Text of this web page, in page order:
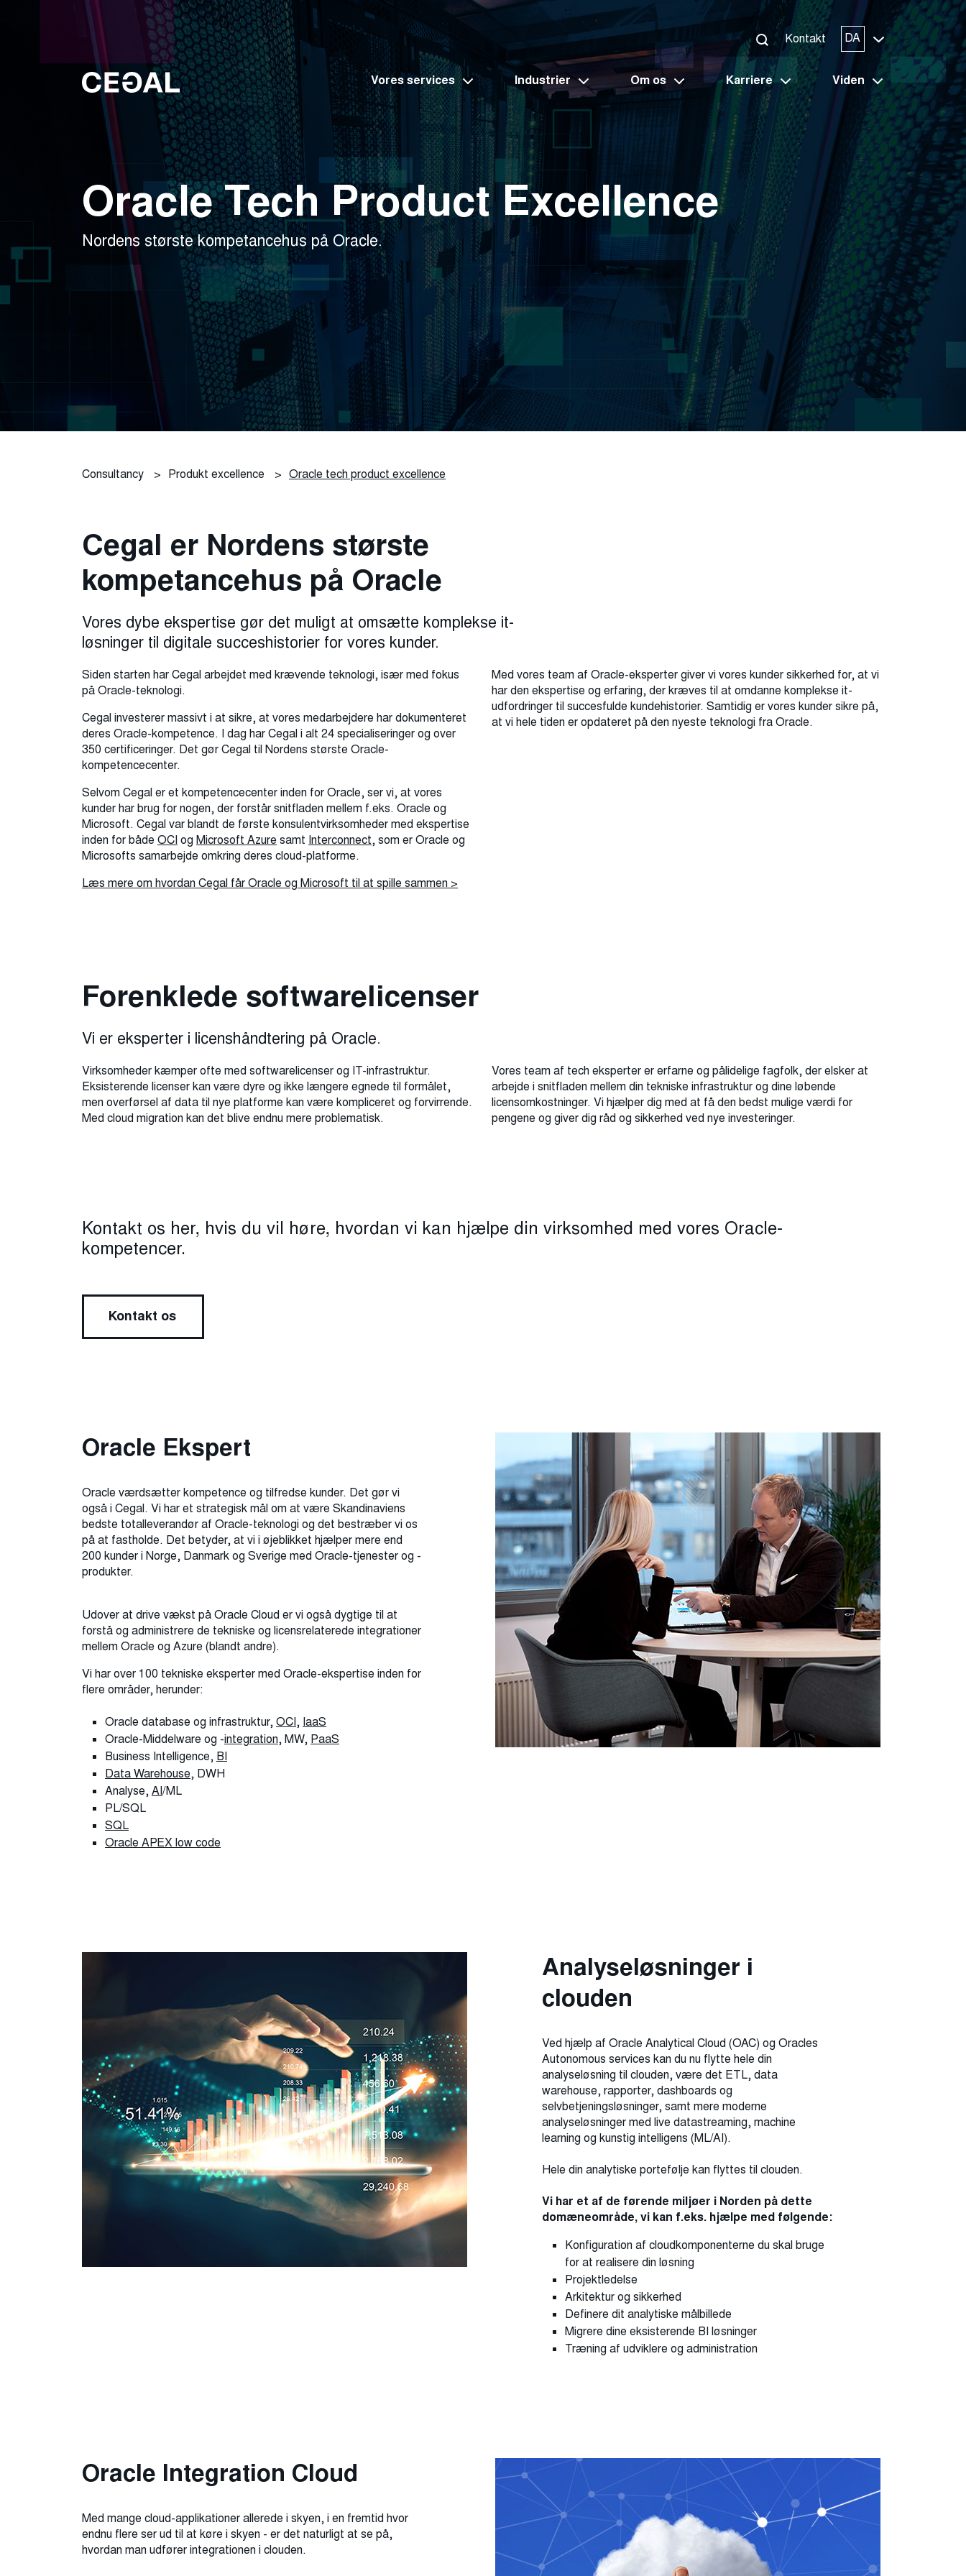
Kontakt DA
Vores services Industrier Om os Karriere Viden
Oracle Tech Product Excellence
Nordens største kompetancehus på Oracle.
Consultancy > Produkt excellence > Oracle tech product excellence
Cegal er Nordens største
kompetancehus på Oracle
Vores dybe ekspertise gør det muligt at omsætte komplekse it-
løsninger til digitale succeshistorier for vores kunder.
Siden starten har Cegal arbejdet med krævende teknologi, især med fokus
på Oracle-teknologi.
Cegal investerer massivt i at sikre, at vores medarbejdere har dokumenteret
deres Oracle-kompetence. I dag har Cegal i alt 24 specialiseringer og over
350 certificeringer. Det gør Cegal til Nordens største Oracle-
kompetencecenter.
Selvom Cegal er et kompetencecenter inden for Oracle, ser vi, at vores
kunder har brug for nogen, der forstår snitfladen mellem f.eks. Oracle og
Microsoft. Cegal var blandt de første konsulentvirksomheder med ekspertise
inden for både OCIog Microsoft Azure samt Interconnect,som er Oracle og
Microsofts samarbejde omkring deres cloud-platforme.
Læs mere om hvordan Cegal får Oracle og Microsoft til at spille sammen >
Med vores team af Oracle-eksperter giver vi vores kunder sikkerhed for, at vi
har den ekspertise og erfaring, der kræves til at omdanne komplekse it-
udfordringer til succesfulde kundehistorier. Samtidig er vores kunder sikre på,
at vi hele tiden er opdateret på den nyeste teknologi fra Oracle.
Forenklede softwarelicenser
Vi er eksperter i licenshåndtering på Oracle.
Virksomheder kæmper ofte med softwarelicenser og IT-infrastruktur.
Eksisterende licenser kan være dyre og ikke længere egnede til formålet,
men overførsel af data til nye platforme kan være kompliceret og forvirrende.
Med cloud migration kan det blive endnu mere problematisk.
Vores team af tech eksperter er erfarne og pålidelige fagfolk, der elsker at
arbejde i snitfladen mellem din tekniske infrastruktur og dine løbende
licensomkostninger. Vi hjælper dig med at få den bedst mulige værdi for
pengene og giver dig råd og sikkerhed ved nye investeringer.
Kontakt os her, hvis du vil høre, hvordan vi kan hjælpe din virksomhed med vores Oracle-
kompetencer.
Kontakt os
Oracle Ekspert
Oracle værdsætter kompetence og tilfredse kunder. Det gør vi
også i Cegal. Vi har et strategisk mål om at være Skandinaviens
bedste totalleverandør af Oracle-teknologi og det bestræber vi os
på at fastholde. Det betyder, at vi i øjeblikket hjælper mere end
200 kunder i Norge, Danmark og Sverige med Oracle-tjenester og -
produkter.
Udover at drive vækst på Oracle Cloud er vi også dygtige til at
forstå og administrere de tekniske og licensrelaterede integrationer
mellem Oracle og Azure (blandt andre).
Vi har over 100 tekniske eksperter med Oracle-ekspertise inden for
flere områder, herunder:
Oracle database og infrastruktur,OCI, IaaS
Oracle-Middelware og -integration, MW, PaaS
Business Intelligence, BI
Data Warehouse, DWH
Analyse,AI/ML
PL/SQL
SQL
Oracle APEXlow code
Ana­lyse­løs­nin­ger i
clouden
Ved hjælp af Oracle Analytical Cloud (OAC) og Oracles
Autonomous services kan du nu flytte hele din
analyseløsning til clouden, være det ETL, data
warehouse, rapporter, dashboards og
selvbetjeningsløsninger, samt mere moderne
analyseløsninger med live datastreaming, machine
learning og kunstig intelligens (ML/AI).
Hele din analytiske portefølje kan flyttes til clouden.
Vi har et af de førende miljøer i Norden på dette
domæneområde, vi kan f.eks. hjælpe med følgende:
Konfiguration af cloudkomponenterne du skal bruge
for at realisere din løsning
Projektledelse
Arkitektur og sikkerhed
Definere dit analytiske målbillede
Migrere dine eksisterende BI løsninger
Træning af udviklere og administration
Oracle Integration Cloud
Med mange cloud-applikationer allerede i skyen, i en fremtid hvor
endnu flere ser ud til at køre i skyen - er det naturligt at se på,
hvordan man udfører integrationen i clouden.